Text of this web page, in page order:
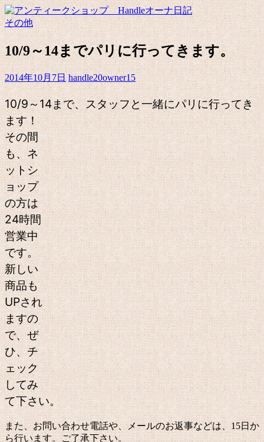
その他
10/9～14までパリに行ってきます。
2014年10月7日 handle20owner15
10/9～14まで、スタッフと一緒にパリに行ってき
ます！
その間
も、ネ
ットシ
ョップ
の方は
24時間
営業中
です。
新しい
商品も
UPされ
ますの
で、ぜ
ひ、チ
ェック
してみ
て下さい。
また、お問い合わせ電話や、メールのお返事などは、15日か
ら行います。ご了承下さい。